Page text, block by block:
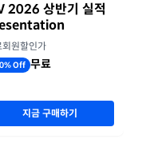
2026 상반기 실적
회원할인가
Off 무료
지금 구매하기